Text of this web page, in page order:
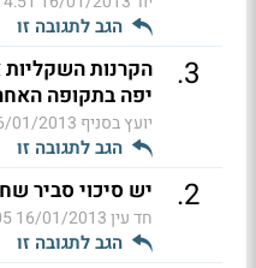
הגב לתגובה זו
3
.
הקרנות השקליות
יפה בתקופה
יועץ בסניף 2013 14:19
הגב לתגובה זו
2
. יש סיכוי סביר
חד עין16/01/2013 14:05
הגב לתגובה זו